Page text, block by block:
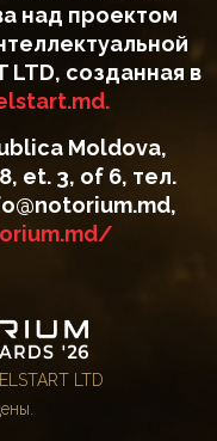
над проектом
LTD, созданная в
Moldova,
et. 3, of 6, тел.
LTD